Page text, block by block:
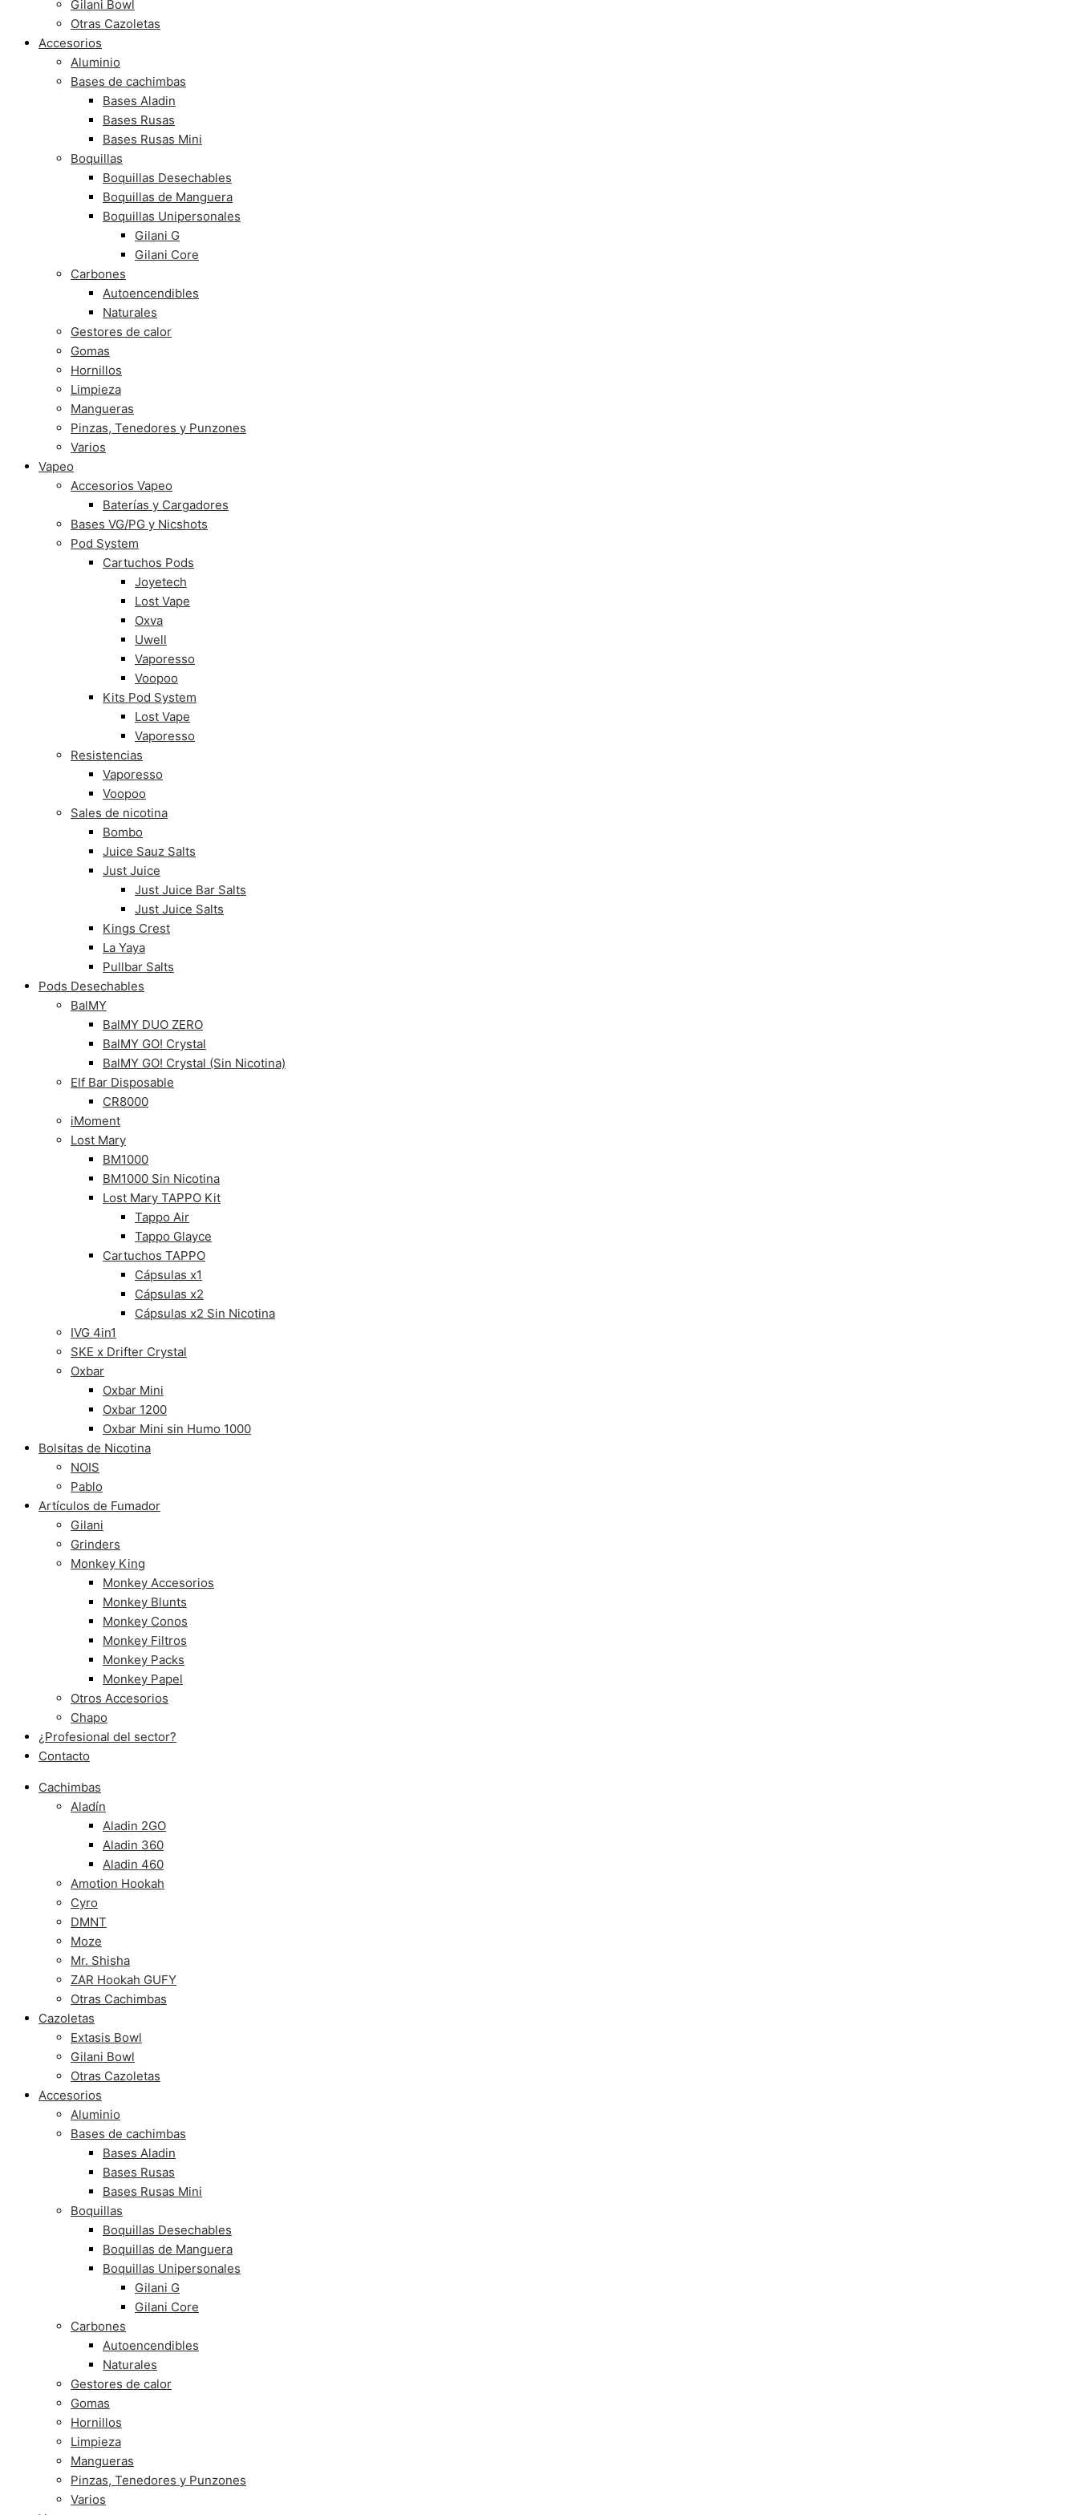
Gilani Bowl
Otras Cazoletas
Accesorios
Aluminio
Bases de cachimbas
Bases Aladin
Bases Rusas
Bases Rusas Mini
Boquillas
Boquillas Desechables
Boquillas de Manguera
Boquillas Unipersonales
Gilani G
Gilani Core
Carbones
Autoencendibles
Naturales
Gestores de calor
Gomas
Hornillos
Limpieza
Mangueras
Pinzas, Tenedores y Punzones
Varios
Vapeo
Accesorios Vapeo
Baterías y Cargadores
Bases VG/PG y Nicshots
Pod System
Cartuchos Pods
Joyetech
Lost Vape
Oxva
Uwell
Vaporesso
Voopoo
Kits Pod System
Lost Vape
Vaporesso
Resistencias
Vaporesso
Voopoo
Sales de nicotina
Bombo
Juice Sauz Salts
Just Juice
Just Juice Bar Salts
Just Juice Salts
Kings Crest
La Yaya
Pullbar Salts
Pods Desechables
BalMY
BalMY DUO ZERO
BalMY GO! Crystal
BalMY GO! Crystal (Sin Nicotina)
Elf Bar Disposable
CR8000
iMoment
Lost Mary
BM1000
BM1000 Sin Nicotina
Lost Mary TAPPO Kit
Tappo Air
Tappo Glayce
Cartuchos TAPPO
Cápsulas x1
Cápsulas x2
Cápsulas x2 Sin Nicotina
IVG 4in1
SKE x Drifter Crystal
Oxbar
Oxbar Mini
Oxbar 1200
Oxbar Mini sin Humo 1000
Bolsitas de Nicotina
NOIS
Pablo
Artículos de Fumador
Gilani
Grinders
Monkey King
Monkey Accesorios
Monkey Blunts
Monkey Conos
Monkey Filtros
Monkey Packs
Monkey Papel
Otros Accesorios
Chapo
¿Profesional del sector?
Contacto
Cachimbas
Aladín
Aladin 2GO
Aladin 360
Aladin 460
Amotion Hookah
Cyro
DMNT
Moze
Mr. Shisha
ZAR Hookah GUFY
Otras Cachimbas
Cazoletas
Extasis Bowl
Gilani Bowl
Otras Cazoletas
Accesorios
Aluminio
Bases de cachimbas
Bases Aladin
Bases Rusas
Bases Rusas Mini
Boquillas
Boquillas Desechables
Boquillas de Manguera
Boquillas Unipersonales
Gilani G
Gilani Core
Carbones
Autoencendibles
Naturales
Gestores de calor
Gomas
Hornillos
Limpieza
Mangueras
Pinzas, Tenedores y Punzones
Varios